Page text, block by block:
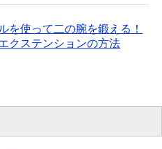
を使って二の腕を鍛える！
クステンションの方法